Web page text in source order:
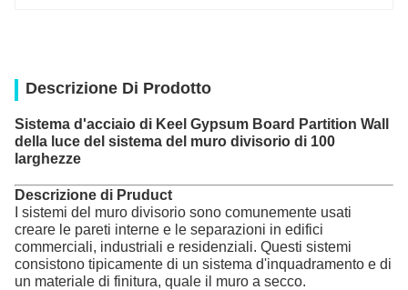
Descrizione Di Prodotto
Sistema d'acciaio di Keel Gypsum Board Partition Wall
della luce del sistema del muro divisorio di 100
larghezze
Descrizione di Pruduct
I sistemi del muro divisorio sono comunemente usati
creare le pareti interne e le separazioni in edifici
commerciali, industriali e residenziali. Questi sistemi
consistono tipicamente di un sistema d'inquadramento e di
un materiale di finitura, quale il muro a secco.